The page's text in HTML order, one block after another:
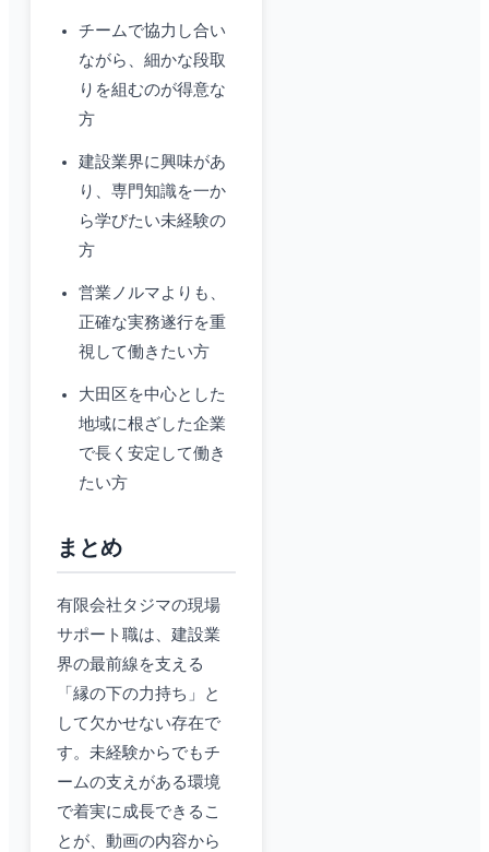
チームで協力し合い
ながら、細かな段取
りを組むのが得意な
方
建設業界に興味があ
り、専門知識を一か
ら学びたい未経験の
方
営業ノルマよりも、
正確な実務遂行を重
視して働きたい方
大田区を中心とした
地域に根ざした企業
で長く安定して働き
たい方
まとめ
有限会社タジマの現場
サポート職は、建設業
界の最前線を支える
「縁の下の力持ち」と
して欠かせない存在で
す。未経験からでもチ
ームの支えがある環境
で着実に成長できるこ
とが、動画の内容から